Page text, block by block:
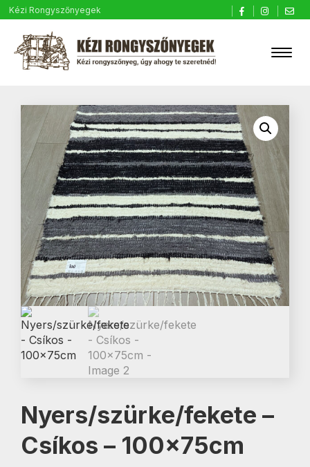
Kézi Rongyszőnyegek
Nyers/szürke/fekete –
Csíkos – 100x75cm